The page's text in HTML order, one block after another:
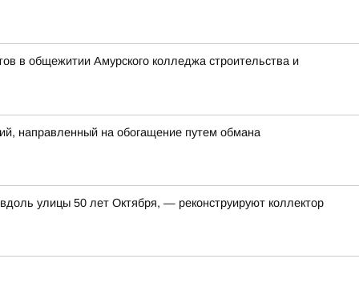
в общежитии Амурского колледжа строительства и
направленный на обогащение путем обмана
улицы 50 лет Октября, — реконструируют коллектор